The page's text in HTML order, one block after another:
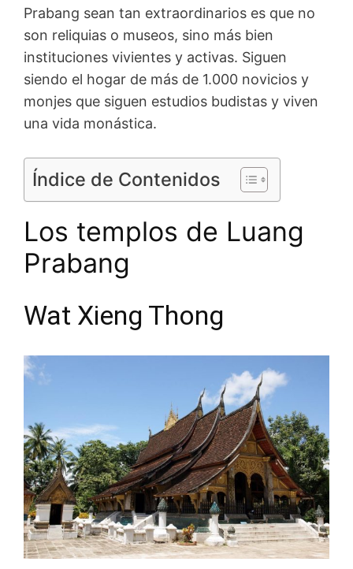
Prabang sean tan extraordinarios es que no
son reliquias o museos, sino más bien
instituciones vivientes y activas. Siguen
siendo el hogar de más de 1.000 novicios y
monjes que siguen estudios budistas y viven
una vida monástica.
Índice de Contenidos
Los templos de Luang
Prabang
Wat Xieng Thong